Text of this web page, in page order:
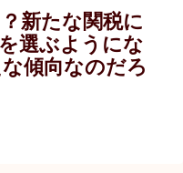
新たな関税に
選ぶようにな
傾向なのだろ